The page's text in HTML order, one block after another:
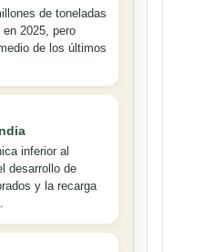
de toneladas
2025, pero
de los últimos
inferior al
desarrollo de
y la recarga